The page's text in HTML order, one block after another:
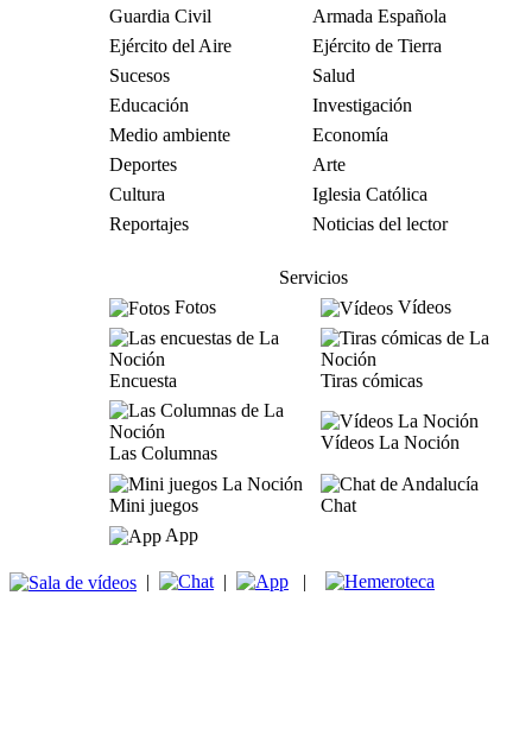
Guardia Civil
Armada Española
Ejército del Aire
Ejército de Tierra
Sucesos
Salud
Educación
Investigación
Medio ambiente
Economía
Deportes
Arte
Cultura
Iglesia Católica
Reportajes
Noticias del lector
Servicios
Fotos
Vídeos
Encuesta Tiras cómicas
Las Columnas
Vídeos La Noción
Mini juegos
Chat
App
| | |